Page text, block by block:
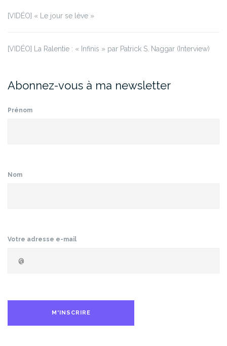
[VIDÉO] « Le jour se lève »
[VIDÉO] La Ralentie : « Infinis » par Patrick S. Naggar (Interview)
Abonnez-vous à ma newsletter
Prénom
Nom
Votre adresse e-mail